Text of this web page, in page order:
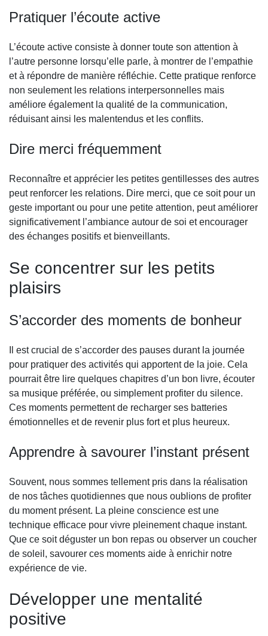
Pratiquer l’écoute active
L’écoute active consiste à donner toute son attention à
l’autre personne lorsqu’elle parle, à montrer de l’empathie
et à répondre de manière réfléchie. Cette pratique renforce
non seulement les relations interpersonnelles mais
améliore également la qualité de la communication,
réduisant ainsi les malentendus et les conflits.
Dire merci fréquemment
Reconnaître et apprécier les petites gentillesses des autres
peut renforcer les relations. Dire merci, que ce soit pour un
geste important ou pour une petite attention, peut améliorer
significativement l’ambiance autour de soi et encourager
des échanges positifs et bienveillants.
Se concentrer sur les petits
plaisirs
S’accorder des moments de bonheur
Il est crucial de s’accorder des pauses durant la journée
pour pratiquer des activités qui apportent de la joie. Cela
pourrait être lire quelques chapitres d’un bon livre, écouter
sa musique préférée, ou simplement profiter du silence.
Ces moments permettent de recharger ses batteries
émotionnelles et de revenir plus fort et plus heureux.
Apprendre à savourer l’instant présent
Souvent, nous sommes tellement pris dans la réalisation
de nos tâches quotidiennes que nous oublions de profiter
du moment présent. La pleine conscience est une
technique efficace pour vivre pleinement chaque instant.
Que ce soit déguster un bon repas ou observer un coucher
de soleil, savourer ces moments aide à enrichir notre
expérience de vie.
Développer une mentalité
positive